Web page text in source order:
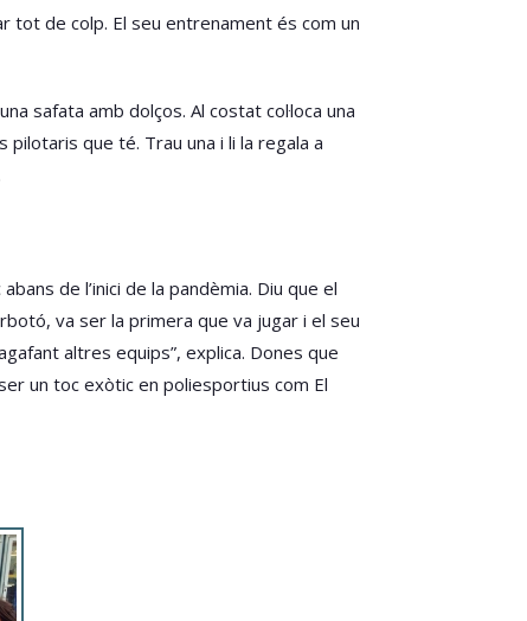
tot de colp. El seu entrenament és com un
safata amb dolços. Al costat col·loca una
que té. Trau una i li la regala a
de l’inici de la pandèmia. Diu que el
va ser la primera que va jugar i el seu
altres equips”, explica. Dones que
un toc exòtic en poliesportius com El